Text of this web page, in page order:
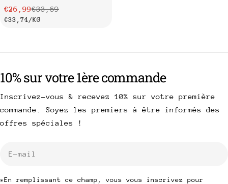
Prix
€26,99
Prix
€33,69
PRIX
€33,74/PAR
KG
10% sur votre 1ère commande
Inscrivez-vous & recevez 10% sur votre première
commande. Soyez les premiers à être informés des
offres spéciales !
*En remplissant ce champ, vous vous inscrivez pour